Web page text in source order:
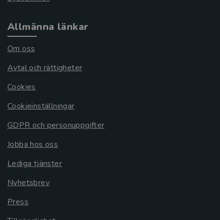
Allmänna länkar
Om oss
Avtal och rättigheter
Cookies
Cookieinställningar
GDPR och personuppgifter
Jobba hos oss
Lediga tjänster
Nyhetsbrev
Press